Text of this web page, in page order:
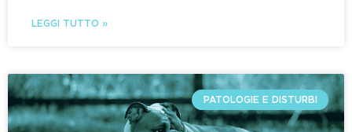
LEGGI TUTTO »
PATOLOGIE E DISTURBI